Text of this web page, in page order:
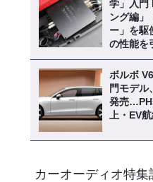
学」入門
ング編」
ー」を駆
の性能を
ボルボ
門モデル
発売
上・EV
カーオーディオ特集